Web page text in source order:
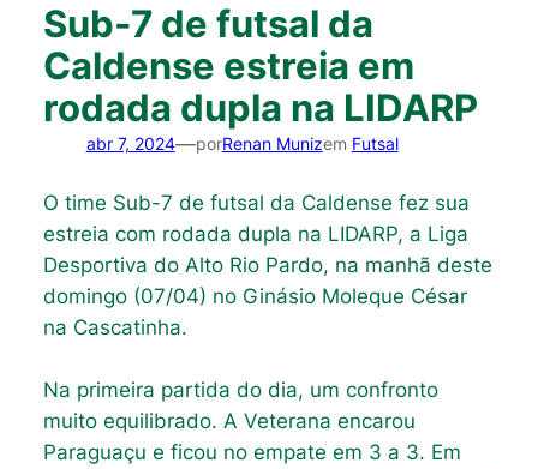
Sub-7 de futsal da
Caldense estreia em
rodada dupla na LIDARP
abr 7, 2024—porRenan Munizem Futsal
O time Sub-7 de futsal da Caldense fez sua
estreia com rodada dupla na LIDARP, a Liga
Desportiva do Alto Rio Pardo, na manhã deste
domingo (07/04) no Ginásio Moleque César
na Cascatinha.
Na primeira partida do dia, um confronto
muito equilibrado. A Veterana encarou
Paraguaçu e ficou no empate em 3 a 3. Em